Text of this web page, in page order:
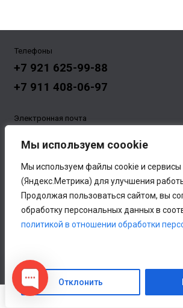
Мы используем coookie
Мы используем файлы cookie и сервисы
(Яндекс.Метрика) для улучшения
Продолжая пользоваться сайтом, вы
обработку персональных данных в
политикой в отношении обработки
Отклонить
Телефоны
+7 921 625-99-88
+7 911 408-06-97
Электронная почта
Адрес
Республика Карелия,
© В Кижи — Отдых в Карелии, 2018